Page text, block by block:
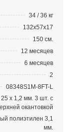
Сетка
Для защиты
молнии с
стороны.
ключи для
34 / 36 кг
132x57x17
150 см.
12 месяцев
6 месяцев
2
08348S1M-8FT-L
х 1,2 мм. 3 шт. с
окантовкой
полиэтилен 3,1
мм.